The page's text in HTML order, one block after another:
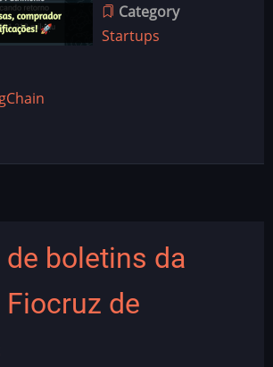
Category
Startups
boletins da
de